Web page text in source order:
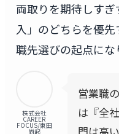
両取りを期待しす
入」のどちらを優
職先選びの起点にな
株式会社
CAREER
FOCUS/東田
尚起
営業職
は『全